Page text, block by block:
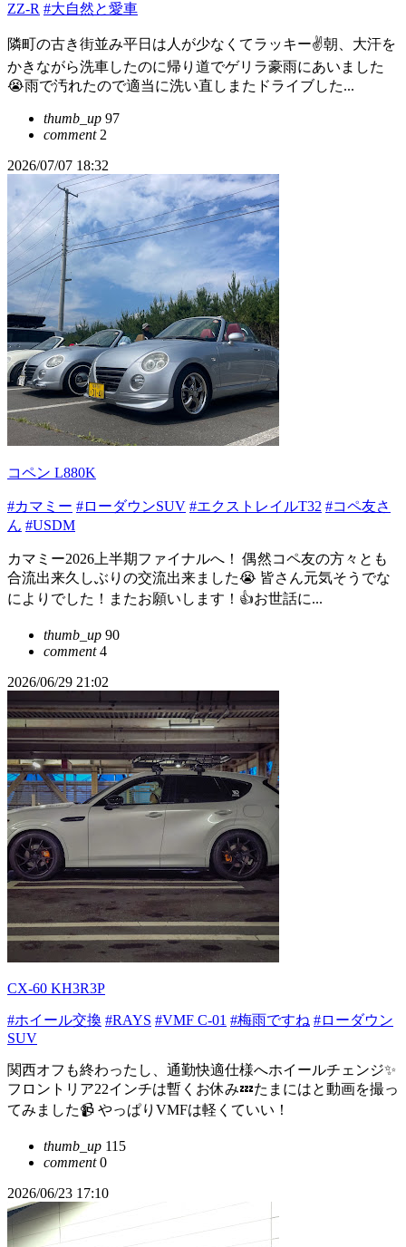
ZZ-R #大自然と愛車
隣町の古き街並み平日は人が少なくてラッキー✌️朝、大汗を
かきながら洗車したのに帰り道でゲリラ豪雨にあいました
😭雨で汚れたので適当に洗い直しまたドライブした...
thumb_up 97
comment2
2026/07/07 18:32
コペン L880K
#カマミー #ローダウンSUV #エクストレイルT32 #コペ友さ
ん #USDM
カマミー2026上半期ファイナルへ！ 偶然コペ友の方々とも
合流出来久しぶりの交流出来ました😭 皆さん元気そうでな
によりでした！またお願いします！👍お世話に...
thumb_up 90
comment4
2026/06/29 21:02
CX-60 KH3R3P
#ホイール交換 #RAYS #VMF C-01 #梅雨ですね #ローダウン
SUV
関西オフも終わったし、通勤快適仕様へホイールチェンジ✨
フロントリア22インチは暫くお休み💤たまにはと動画を撮っ
てみました📹 やっぱりVMFは軽くていい！
thumb_up 115
comment0
2026/06/23 17:10